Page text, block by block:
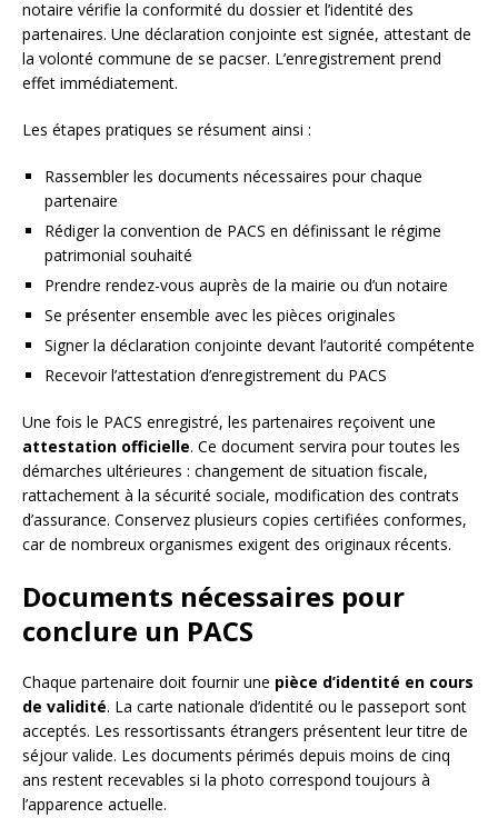
notaire vérifie la conformité du dossier et l’identité des
partenaires. Une déclaration conjointe est signée, attestant de
la volonté commune de se pacser. L’enregistrement prend
effet immédiatement.
Les étapes pratiques se résument ainsi :
Rassembler les documents nécessaires pour chaque
partenaire
Rédiger la convention de PACS en définissant le régime
patrimonial souhaité
Prendre rendez-vous auprès de la mairie ou d’un notaire
Se présenter ensemble avec les pièces originales
Signer la déclaration conjointe devant l’autorité compétente
Recevoir l’attestation d’enregistrement du PACS
Une fois le PACS enregistré, les partenaires reçoivent une
attestation officielle. Ce document servira pour toutes les
démarches ultérieures : changement de situation fiscale,
rattachement à la sécurité sociale, modification des contrats
d’assurance. Conservez plusieurs copies certifiées conformes,
car de nombreux organismes exigent des originaux récents.
Documents nécessaires pour
conclure un PACS
Chaque partenaire doit fournir une pièce d’identité en cours
de validité. La carte nationale d’identité ou le passeport sont
acceptés. Les ressortissants étrangers présentent leur titre de
séjour valide. Les documents périmés depuis moins de cinq
ans restent recevables si la photo correspond toujours à
l’apparence actuelle.